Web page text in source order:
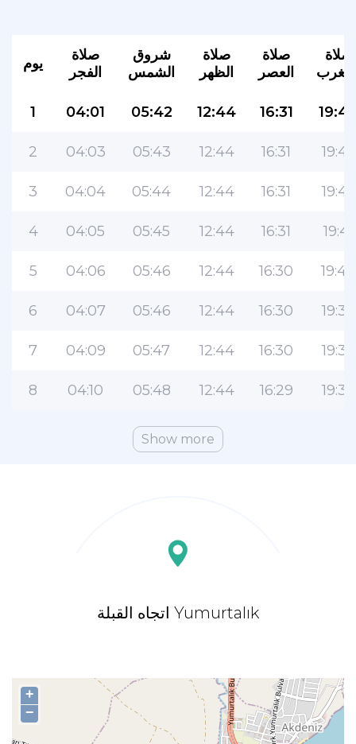
يوم
صلاة
الفجر
شروق
الشمس
صلاة
الظهر
صلاة
العصر
صلاة
1 04:01 05:42 12:44 16:31
2 04:03 05:43 12:44 16:31 19:43
3 04:04 05:44 12:44 16:31 19:42
4 04:05 05:45 12:44 16:31 19:41
5 04:06 05:46 12:44 16:30 19:40
6 04:07 05:46 12:44 16:30 19:39
7 04:09 05:47 12:44 16:30 19:37
8 04:10 05:48 12:44 16:29 19:36
Show more
اتجاه القبلة Yumurtalık
+
−